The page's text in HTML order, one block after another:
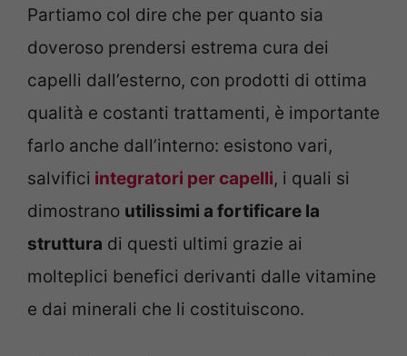
Partiamo col dire che per quanto sia
doveroso prendersi estrema cura dei
capelli dall’esterno, con prodotti di ottima
qualità e costanti trattamenti, è importante
farlo anche dall’interno: esistono vari,
salvifici integratori per capelli, i quali si
dimostrano utilissimi a fortificare la
struttura di questi ultimi grazie ai
molteplici benefici derivanti dalle vitamine
e dai minerali che li costituiscono.